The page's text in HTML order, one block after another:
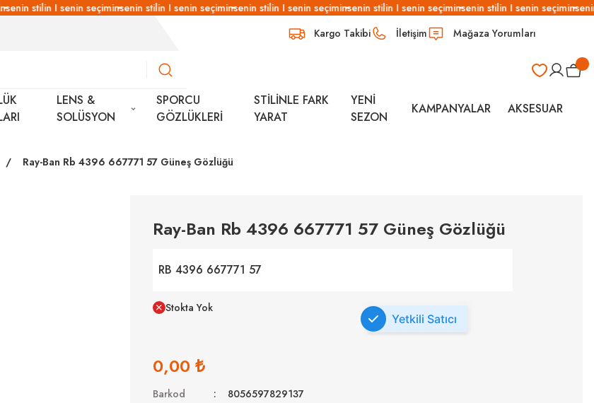
stilin I senin seçiminsenin stilin I senin seçiminsenin stilin I senin seçiminsenin stilin I senin seçiminsenin stilin I senin seçiminsenin
Kargo Takibi İletişim Mağaza Yorumları
LENS &
SOLÜSYON
SPORCU
GÖZLÜKLERİ
STİLİNLE FARK
YARAT
YENİ
SEZON
KAMPANYALAR AKSESUAR
Ray-Ban Rb 4396 667771 57 Güneş Gözlüğü
Ray-Ban Rb 4396 667771 57 Güneş Gözlüğü
RB 4396 667771 57
Stokta Yok
Yetkili Satıcı
0,00 ₺
Barkod
8056597829137